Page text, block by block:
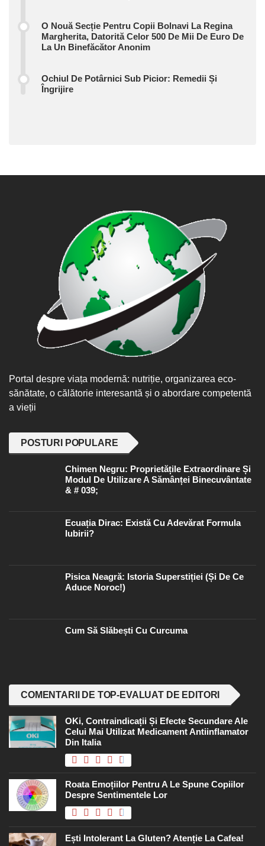
O Nouă Secție Pentru Copii Bolnavi La Regina
Margherita, Datorită Celor 500 De Mii De Euro De
La Un Binefăcător Anonim
Ochiul De Potârnici Sub Picior: Remedii Și
Îngrijire
Portal despre viața modernă: nutriție, organizarea eco-
sănătate, o călătorie interesantă și o abordare competentă
a vieții
POSTURI POPULARE
Chimen Negru: Proprietățile Extraordinare Și
Modul De Utilizare A Sămânței Binecuvântate
& # 039;
Ecuația Dirac: Există Cu Adevărat Formula
Iubirii?
Pisica Neagră: Istoria Superstiției (și De Ce
Aduce Noroc!)
Cum Să Slăbești Cu Curcuma
COMENTARII DE TOP-EVALUAT DE EDITORI
OKi, Contraindicații Și Efecte Secundare Ale
Celui Mai Utilizat Medicament Antiinflamator
Din Italia
Roata Emoțiilor Pentru A Le Spune Copiilor
Despre Sentimentele Lor
Ești Intolerant La Gluten? Atenție La Cafea!